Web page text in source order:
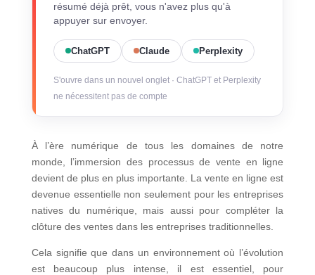
résumé déjà prêt, vous n'avez plus qu'à
appuyer sur envoyer.
ChatGPT Claude Perplexity
S'ouvre dans un nouvel onglet · ChatGPT et Perplexity
ne nécessitent pas de compte
À l’ère numérique de tous les domaines de notre
monde, l’immersion des processus de vente en ligne
devient de plus en plus importante. La vente en ligne est
devenue essentielle non seulement pour les entreprises
natives du numérique, mais aussi pour compléter la
clôture des ventes dans les entreprises traditionnelles.
Cela signifie que dans un environnement où l’évolution
est beaucoup plus intense, il est essentiel, pour